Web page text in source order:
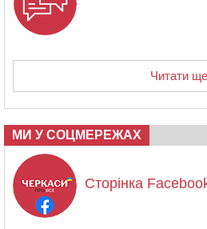
Читати ще
МИ У СОЦМЕРЕЖАХ
Сторінка